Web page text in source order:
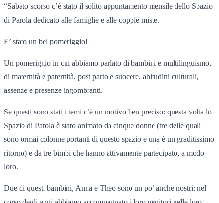
“Sabato scorso c’è stato il solito appuntamento mensile dello Spazio
di Parola dedicato alle famiglie e alle coppie miste.
E’ stato un bel pomeriggio!
Un pomeriggio in cui abbiamo parlato di bambini e multilinguismo,
di maternità e paternità, post parto e suocere, abitudini culturali,
assenze e presenze ingombranti.
Se questi sono stati i temi c’è un motivo ben preciso: questa volta lo
Spazio di Parola è stato animato da cinque donne (tre delle quali
sono ormai colonne portanti di questo spazio e una è un graditissimo
ritorno) e da tre bimbi che hanno attivamente partecipato, a modo
loro.
Due di questi bambini, Anna e Theo sono un po’ anche nostri: nel